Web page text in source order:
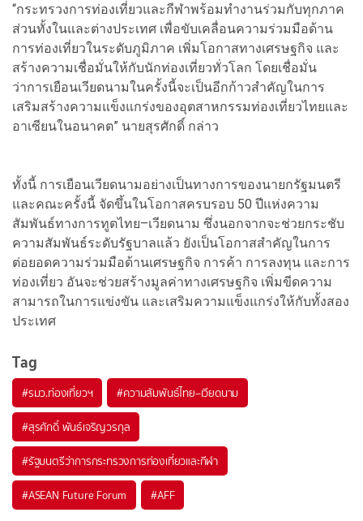
“กระทรวงการท่องเที่ยวและกีฬาพร้อมทำงานร่วมกับทุกภาค
ส่วนทั้งในและต่างประเทศ เพื่อขับเคลื่อนความร่วมมือด้าน
การท่องเที่ยวในระดับภูมิภาค เพิ่มโอกาสทางเศรษฐกิจ และ
สร้างความเชื่อมั่นให้กับนักท่องเที่ยวทั่วโลก โดยเชื่อมั่น
ว่าการเยือนเวียดนามในครั้งนี้จะเป็นอีกก้าวสำคัญในการ
เสริมสร้างความแข็งแกร่งของอุตสาหกรรมท่องเที่ยวไทยและ
อาเซียนในอนาคต” นายสุรศักดิ์ กล่าว
ทั้งนี้ การเยือนเวียดนามอย่างเป็นทางการของนายกรัฐมนตรี
และคณะครั้งนี้ จัดขึ้นในโอกาสครบรอบ 50 ปีแห่งความ
สัมพันธ์ทางการทูตไทย–เวียดนาม ซึ่งนอกจากจะช่วยกระชับ
ความสัมพันธ์ระดับรัฐบาลแล้ว ยังเป็นโอกาสสำคัญในการ
ต่อยอดความร่วมมือด้านเศรษฐกิจ การค้า การลงทุน และการ
ท่องเที่ยว อันจะช่วยสร้างมูลค่าทางเศรษฐกิจ เพิ่มขีดความ
สามารถในการแข่งขัน และเสริมความแข็งแกร่งให้กับทั้งสอง
ประเทศ
Tag
#รมว.ท่องเที่ยวฯ #ความสัมพันธ์ไทย–เวียดนาม
#สุรศักดิ์ พันธ์เจริญวรกุล
#รัฐมนตรีว่าการกระทรวงการท่องเที่ยวและกีฬา
#ASEAN Future Forum #AFF